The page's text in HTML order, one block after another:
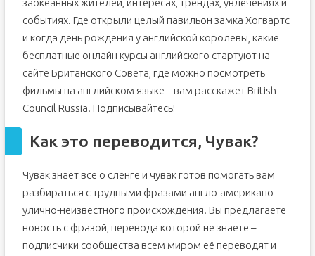
заокеанных жителей, интересах, трендах, увлечениях и
событиях. Где открыли целый павильон замка Хогвартс
и когда день рождения у английской королевы, какие
бесплатные онлайн курсы английского стартуют на
сайте Британского Совета, где можно посмотреть
фильмы на английском языке – вам расскажет British
Council Russia. Подписывайтесь!
Как это переводится, Чувак?
Чувак знает все о сленге и чувак готов помогать вам
разбираться с трудными фразами англо-американо-
улично-неизвестного происхождения. Вы предлагаете
новость с фразой, перевода которой не знаете –
подписчики сообщества всем миром её переводят и